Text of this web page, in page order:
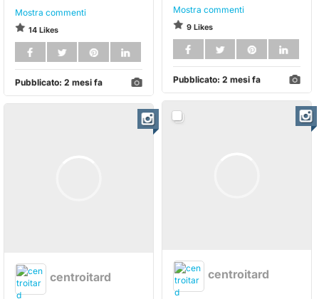
Mostra commenti
14 Likes
Pubblicato: 2 mesi fa
Mostra commenti
9 Likes
Pubblicato: 2 mesi fa
centroitard
centroitard